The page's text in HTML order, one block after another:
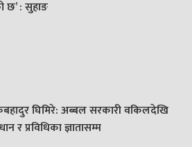
छ’ : सुहाङ
घिमिरे: अब्बल सरकारी वकिलदेखि
र प्रविधिका ज्ञातासम्म